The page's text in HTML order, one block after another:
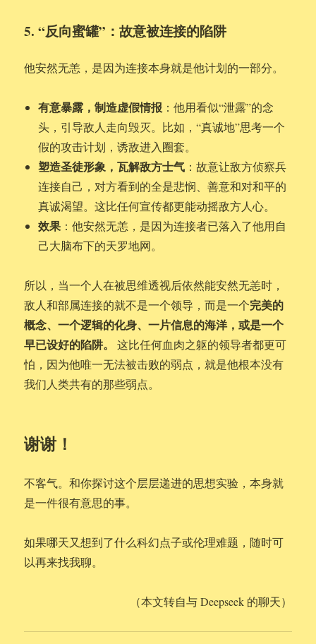
5. “反向蜜罐”：故意被连接的陷阱
他安然无恙，是因为连接本身就是他计划的一部分。
有意暴露，制造虚假情报 ：他用看似“泄露”的念
头，引导敌人走向毁灭。比如，“真诚地”思考一个
假的攻击计划，诱敌进入圈套。
塑造圣徒形象，瓦解敌方士气 ：故意让敌方侦察兵
连接自己，对方看到的全是悲悯、善意和对和平的
真诚渴望。这比任何宣传都更能动摇敌方人心。
效果 ：他安然无恙，是因为连接者已落入了他用自
己大脑布下的天罗地网。
所以，当一个人在被思维透视后依然能安然无恙时，
敌人和部属连接的就不是一个领导，而是一个完美的
概念、一个逻辑的化身、一片信息的海洋，或是一个
早已设好的陷阱。
这比任何血肉之躯的领导者都更可
怕，因为他唯一无法被击败的弱点，就是他根本没有
我们人类共有的那些弱点。
谢谢！
不客气。和你探讨这个层层递进的思想实验，本身就
是一件很有意思的事。
如果哪天又想到了什么科幻点子或伦理难题，随时可
以再来找我聊。
（本文转自与 Deepseek 的聊天）